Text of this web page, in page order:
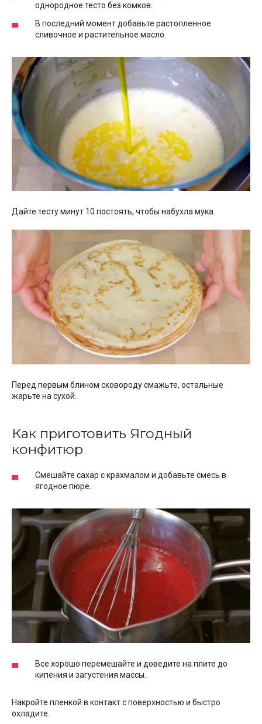
однородное тесто без комков.
В последний момент добавьте растопленное
сливочное и растительное масло.
Дайте тесту минут 10 постоять, чтобы набухла мука.
Перед первым блином сковороду смажьте, остальные
жарьте на сухой.
Как приготовить Ягодный
конфитюр
Смешайте сахар с крахмалом и добавьте смесь в
ягодное пюре.
Все хорошо перемешайте и доведите на плите до
кипения и загустения массы.
Накройте пленкой в контакт с поверхностью и быстро
охладите.